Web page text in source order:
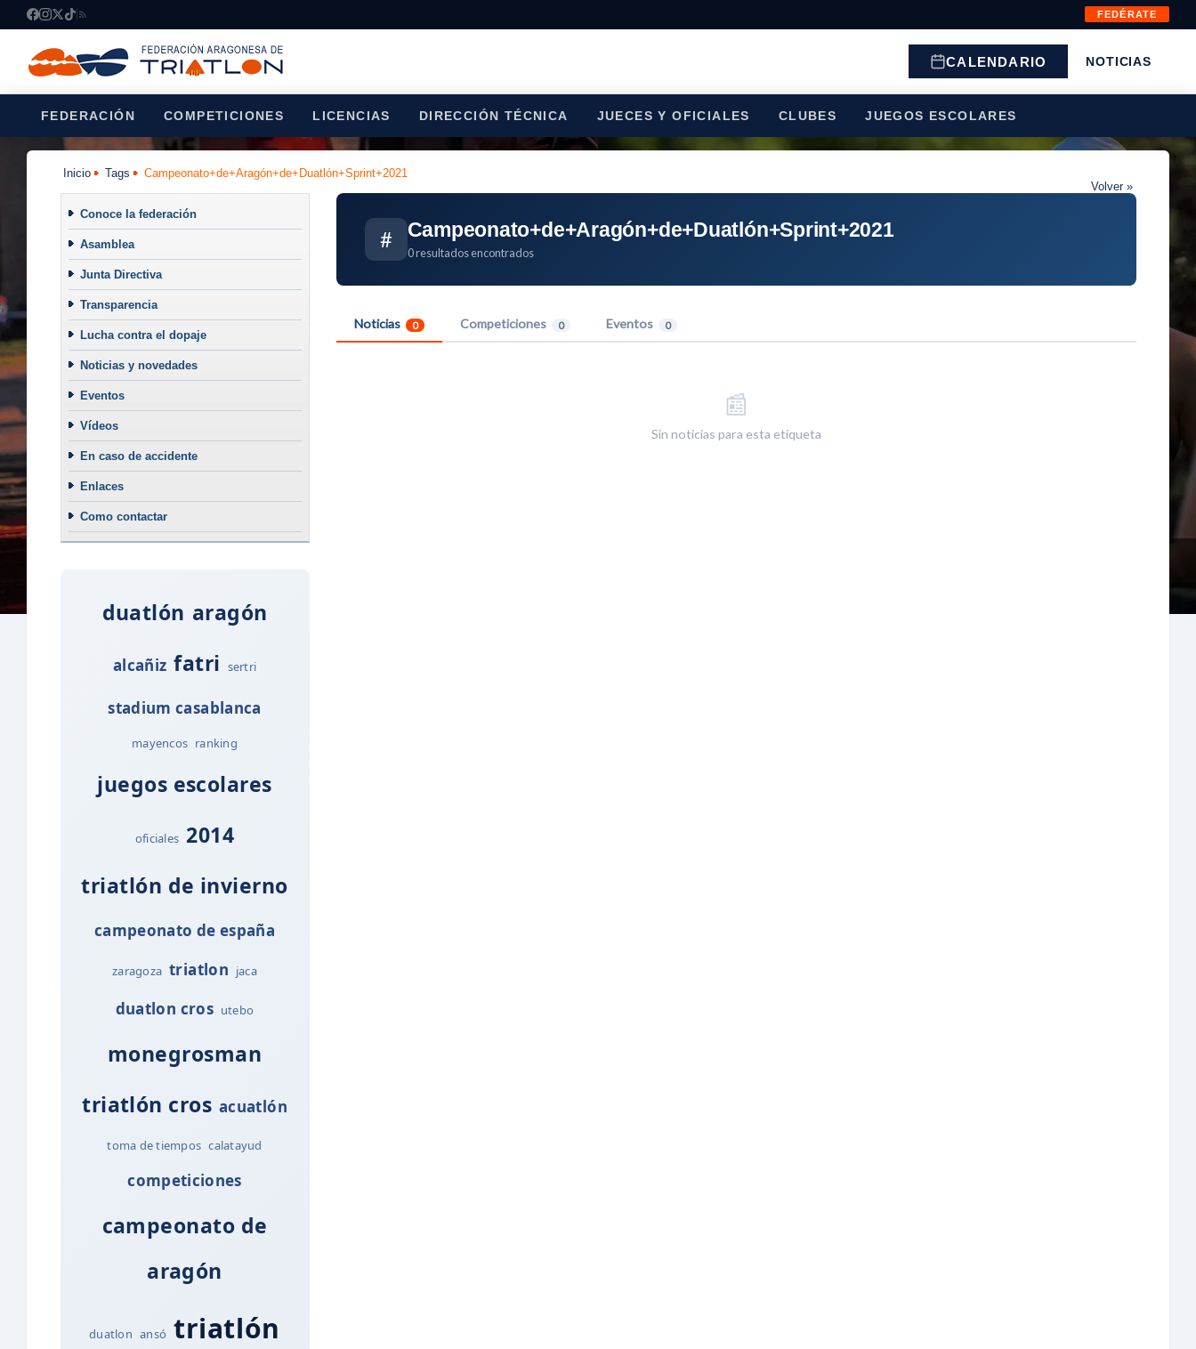
FEDÉRATE
CALENDARIO NOTICIAS
FEDERACIÓN COMPETICIONES LICENCIAS DIRECCIÓN TÉCNICA JUECES Y OFICIALES CLUBES JUEGOS ESCOLARES
Inicio Tags
Campeonato+de+Aragón+de+Duatlón+Sprint+2021
Volver »
Conoce la federación
Asamblea
Junta Directiva
Transparencia
Lucha contra el dopaje
Noticias y novedades
Eventos
Vídeos
En caso de accidente
Enlaces
Como contactar
duatlón aragón
alcañiz fatri sertri
stadium casablanca
mayencos ranking
juegos escolares
oficiales 2014
triatlón de invierno
campeonato de españa
zaragoza triatlon jaca
duatlon cros utebo
monegrosman
triatlón cros acuatlón
toma de tiempos calatayud
competiciones
campeonato de
aragón
duatlon ansó triatlón
# Campeonato+de+Aragón+de+Duatlón+Sprint+2021
0 resultados encontrados
Noticias 0 Competiciones 0 Eventos 0
📰
Sin noticias para esta etiqueta